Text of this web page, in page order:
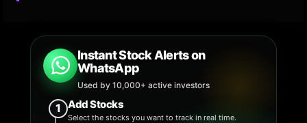
Instant Stock Alerts on
WhatsApp
Used by 10,000+ active investors
1 Add Stocks
Select the stocks you want to track in real time.